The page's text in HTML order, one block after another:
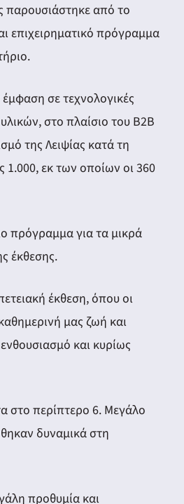
παρουσιάστηκε από το
επιχειρηματικό πρόγραμμα
σε τεχνολογικές
στο πλαίσιο του B2B
της Λειψίας κατά τη
1.000, εκ των οποίων οι 360
πρόγραμμα για τα μικρά
έκθεσης.
έκθεση, όπου οι
μας ζωή και
και κυρίως
στο περίπτερο 6. Μεγάλο
δυναμικά στη
προθυμία και